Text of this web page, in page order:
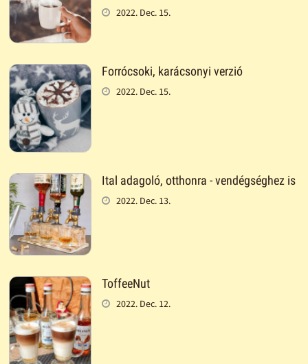
2022. Dec. 15.
Forrócsoki, karácsonyi verzió
2022. Dec. 15.
Ital adagoló, otthonra - vendégséghez is
2022. Dec. 13.
ToffeeNut
2022. Dec. 12.